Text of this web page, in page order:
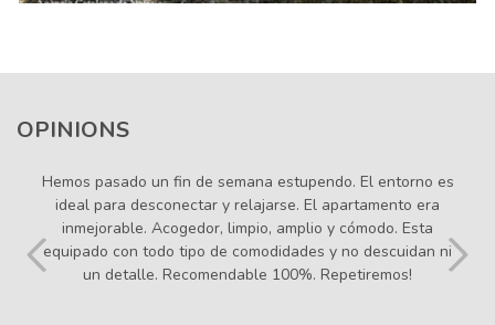
OPINIONS
Allotjament amb totes les comoditats per passar uns dies
fantàstisc en qualsevol època de l'any. Tots els detalls
cuidats al màxim, no trobes a faltar res. Atenció impecable,
molt agradables en el tracte, no es pot demanar més en
aquest sentit. Uns apartaments de luxe en un entorn